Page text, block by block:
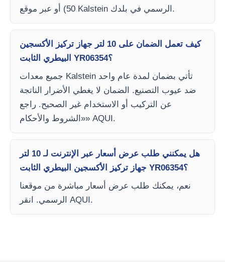
50) أو عبر موقع Kalstein الرسمي في بلدك.
كيف تعمل الضمان على 10 لتر جهاز تركيز الأكسجين
البيطري الثابت YR06354؟
جميع معدات Kalstein تأتي بضمان لمدة عام واحد
ضد عيوب التصنيع. الضمان لا يغطي الأضرار الناتجة
عن التركيب أو الاستخدام غير الصحيح. راجع
«الشروط والأحكام» AQUI.
هل يمكنني طلب عرض أسعار عبر الإنترنت لـ 10 لتر
جهاز تركيز الأكسجين البيطري الثابت YR06354؟
نعم، يمكنك طلب عرض أسعار مباشرة من موقعنا
الرسمي. انقر AQUI.